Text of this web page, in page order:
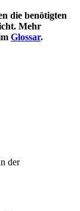
die benötigten
Mehr
Glossar.
der